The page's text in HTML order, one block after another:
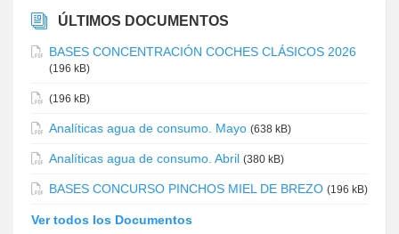
ÚLTIMOS DOCUMENTOS
BASES CONCENTRACIÓN COCHES CLÁSICOS 2026
(196 kB)
(196 kB)
Analíticas agua de consumo. Mayo (638 kB)
Analíticas agua de consumo. Abril (380 kB)
BASES CONCURSO PINCHOS MIEL DE BREZO (196 kB)
Ver todos los Documentos